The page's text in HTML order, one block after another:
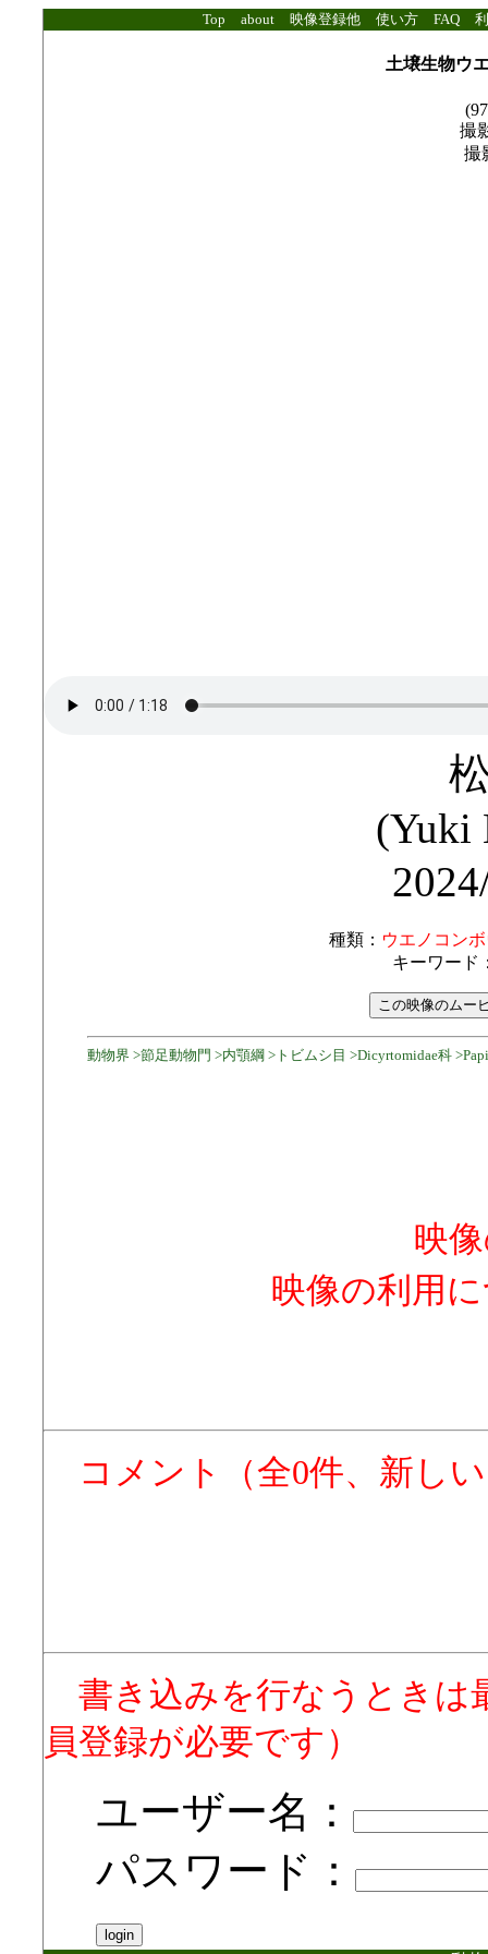
Top about 映像登録他 使い方 FAQ
土壌生物ウ
撮
撮
(Yuki
種類： ウエノコン
キーワード
動物界 >節足動物門 >内顎綱 >トビムシ目 >Dicyrtomidae科
映
映像の利用
コメント（全0件、新し
書き込みを行なうときは
員登録が必要です）
ユーザー名：
パスワード：